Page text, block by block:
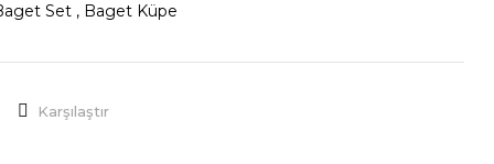
Set , Baget Küpe
Karşılaştır